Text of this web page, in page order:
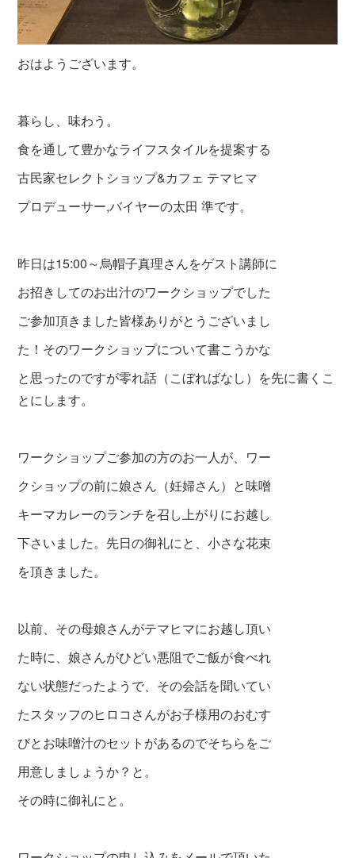
おはようございます。
暮らし、味わう。
食を通して豊かなライフスタイルを提案する
古民家セレクトショップ&カフェ テマヒマ
プロデューサー,バイヤーの太田 準です。
昨日は15:00～烏帽子真理さんをゲスト講師に
お招きしてのお出汁のワークショップでした
ご参加頂きました皆様ありがとうございまし
た！そのワークショップについて書こうかな
と思ったのですが零れ話（こぼればなし）を先に書くこ
とにします。
ワークショップご参加の方のお一人が、ワー
クショップの前に娘さん（妊婦さん）と味噌
キーマカレーのランチを召し上がりにお越し
下さいました。 先日の御礼にと、小さな花束
を頂きました。
以前、その母娘さんがテマヒマにお越し頂い
た時に、娘さんがひどい悪阻でご飯が食べれ
ない状態だったようで、 その会話を聞いてい
たスタッフのヒロコさんがお子様用のおむす
びとお味噌汁のセットがあるのでそちらをご
用意しましょうか？と。
その時に御礼にと。